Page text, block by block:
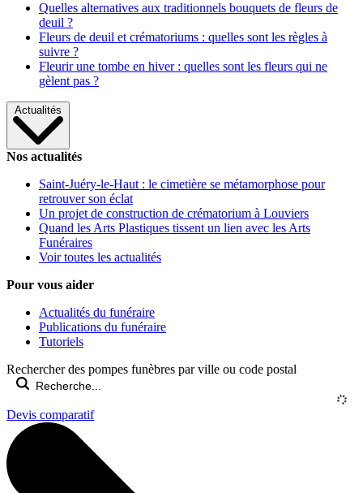
Quelles alternatives aux traditionnels bouquets de fleurs de
deuil ?
Fleurs de deuil et crématoriums : quelles sont les règles à
suivre ?
Fleurir une tombe en hiver : quelles sont les fleurs qui ne
gèlent pas ?
Actualités
Nos actualités
Saint-Juéry-le-Haut : le cimetière se métamorphose pour
retrouver son éclat
Un projet de construction de crématorium à Louviers
Quand les Arts Plastiques tissent un lien avec les Arts
Funéraires
Voir toutes les actualités
Pour vous aider
Actualités du funéraire
Publications du funéraire
Tutoriels
Rechercher des pompes funèbres par ville ou code postal
Devis comparatif